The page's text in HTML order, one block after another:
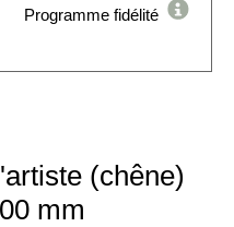
Programme fidélité
(chêne)
mm